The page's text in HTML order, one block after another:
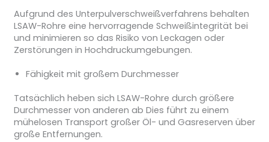
Aufgrund des Unterpulverschweißverfahrens behalten
LSAW-Rohre eine hervorragende Schweißintegrität bei
und minimieren so das Risiko von Leckagen oder
Zerstörungen in Hochdruckumgebungen.
Fähigkeit mit großem Durchmesser
Tatsächlich heben sich LSAW-Rohre durch größere
Durchmesser von anderen ab Dies führt zu einem
mühelosen Transport großer Öl- und Gasreserven über
große Entfernungen.